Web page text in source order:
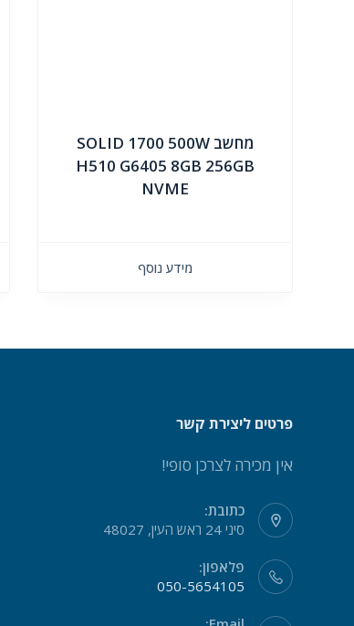
מחשב SOLID 1700 500W
H510 G6405 8GB 256GB
NVME
מידע נוסף
פרטים ליצירת קשר
אין מכירה לצרכן סופי!
כתובת:
סיני 24 ראש העין, 48027
פלאפון:
050-5654105